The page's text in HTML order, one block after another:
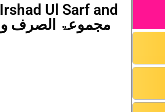
Ul Sarf and